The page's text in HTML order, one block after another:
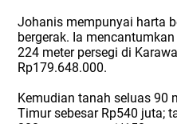
Johanis mempunyai harta
bergerak. Ia
224 meter persegi di
Rp179.648.000.
Kemudian tanah seluas 90
Timur sebesar Rp540 juta;